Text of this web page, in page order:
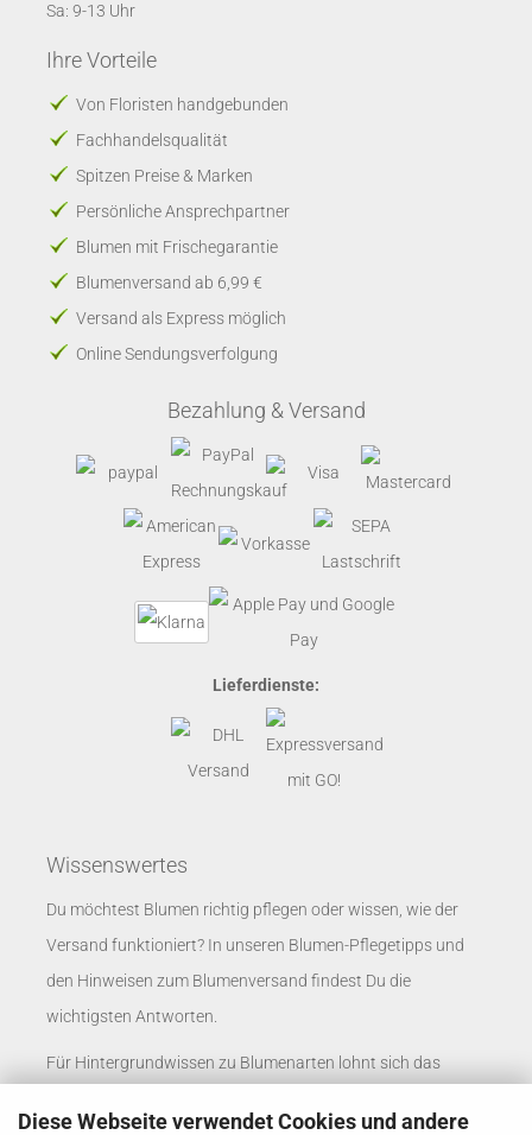
Diese Webseite verwendet Cookies und andere
Sa: 9-13 Uhr
Ihre Vorteile
Von Floristen handgebunden
Fachhandelsqualität
Spitzen Preise & Marken
Persönliche Ansprechpartner
Blumen mit Frischegarantie
Blumenversand ab 6,99 €
Versand als Express möglich
Online Sendungsverfolgung
Bezahlung & Versand
Lieferdienste:
Wissenswertes
Du möchtest Blumen richtig pflegen oder wissen, wie der
Versand funktioniert? In unseren Blumen-Pflegetipps und
den Hinweisen zum Blumenversand findest Du die
wichtigsten Antworten.
Für Hintergrundwissen zu Blumenarten lohnt sich das